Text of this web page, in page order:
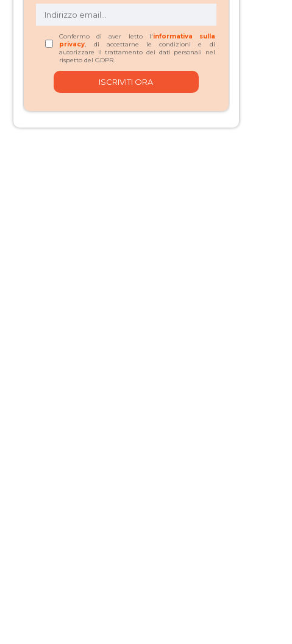
Confermo di aver letto l'informativa sulla
privacy, di accettarne le condizioni e di
autorizzare il trattamento dei dati personali nel
rispetto del GDPR.